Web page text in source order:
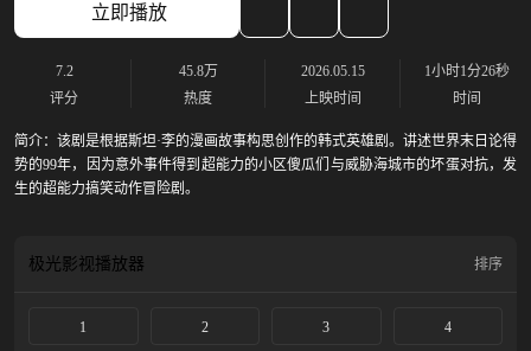
立即播放
7.2
评分
45.8万
热度
2026.05.15
上映时间
1小时1分26秒
时间
简介： 该剧是根据斯坦·李的漫画故事构思创作的韩式英雄剧。讲述世界末日论得
势的99年，因为意外事件得到超能力的小区傻瓜们与威胁海城市的坏蛋对抗，发
生的超能力搞笑动作冒险剧。
极光影视播放器 排序
1 2 3 4